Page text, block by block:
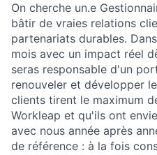
On cherche un.e
bâtir de vraies relations
partenariats durables.
mois avec un impact réel
seras responsable d'un
renouveler et développer
clients tirent le maximum
Workleap et qu'ils ont
avec nous année après
de référence : à la fois